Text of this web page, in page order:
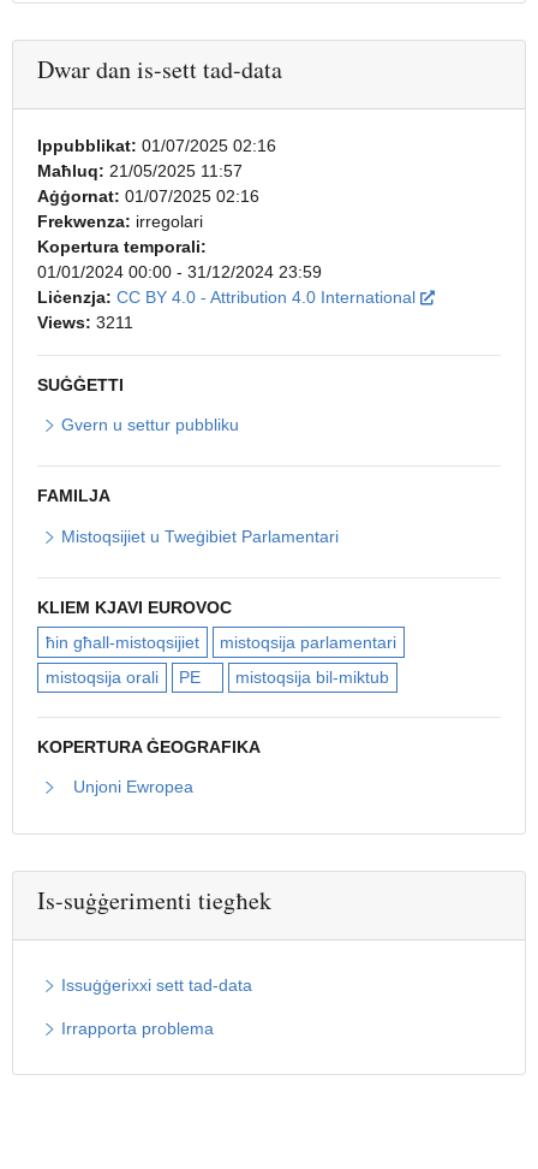
Dwar dan is-sett tad-data
Ippubblikat: 01/07/2025 02:16
Maħluq: 21/05/2025 11:57
Aġġornat: 01/07/2025 02:16
Frekwenza: irregolari
Kopertura temporali:
01/01/2024 00:00 - 31/12/2024 23:59
Liċenzja: CC BY 4.0 - Attribution 4.0 International
Jinfetaħ
Views: 3211
SUĠĠETTI
Gvern u settur pubbliku
FAMILJA
Mistoqsijiet u Tweġibiet Parlamentari
KLIEM KJAVI EUROVOC
ħin għall-mistoqsijiet
mistoqsija parlamentari
mistoqsija orali
PE mistoqsija bil-miktub
KOPERTURA ĠEOGRAFIKA
Unjoni Ewropea
Is-suġġerimenti tiegħek
Issuġġerixxi sett tad-data
Irrapporta problema